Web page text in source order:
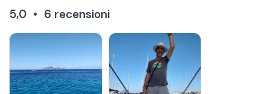
5,0 • 6 recensioni